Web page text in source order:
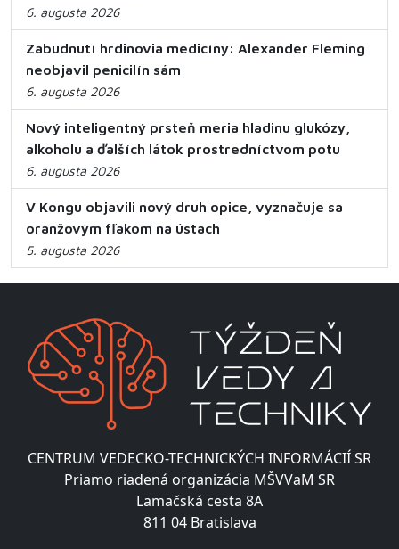
6. augusta 2026
Zabudnutí hrdinovia medicíny: Alexander Fleming
neobjavil penicilín sám
6. augusta 2026
Nový inteligentný prsteň meria hladinu glukózy,
alkoholu a ďalších látok prostredníctvom potu
6. augusta 2026
V Kongu objavili nový druh opice, vyznačuje sa
oranžovým fľakom na ústach
5. augusta 2026
CENTRUM VEDECKO-TECHNICKÝCH INFORMÁCIÍ SR
Priamo riadená organizácia MŠVVaM SR
Lamačská cesta 8A
811 04 Bratislava